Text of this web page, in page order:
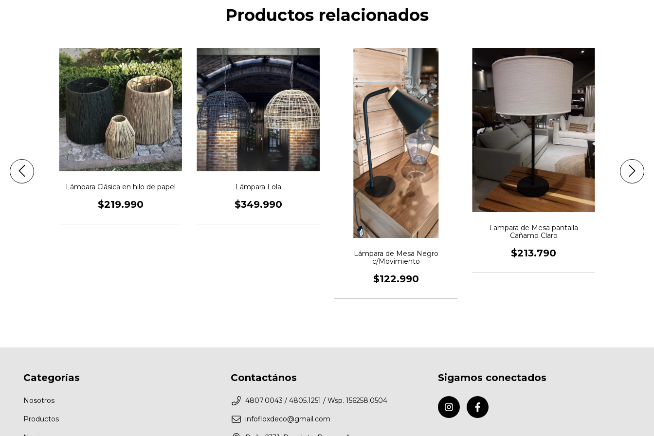
Productos relacionados
Lámpara Clásica en hilo de papel
$219.990
Lámpara Lola
$349.990
Lámpara de Mesa Negro
c/Movimiento
$122.990
Lampara de Mesa pantalla
Cañamo Claro
$213.790
Categorías
Nosotros
Productos
Contactános
4807.0043 / 4805.1251 / Wsp. 156258.0504
infofloxdeco@gmail.com
Sigamos conectados